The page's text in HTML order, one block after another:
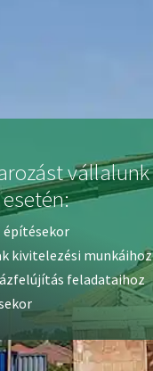
vállalunk
építésekor
kivitelezési munkáihoz
feladataihoz